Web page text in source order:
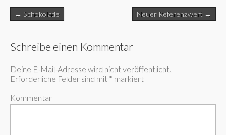
Post
navigation
← Schokolade Neuer Referenzwert →
Schreibe einen Kommentar
Deine E-Mail-Adresse wird nicht veröffentlicht.
Erforderliche Felder sind mit * markiert
Kommentar